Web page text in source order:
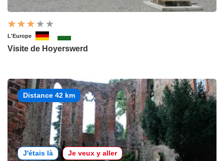
L'Europe
Visite de Hoyerswerd
Distance 42 km
J'étais là Je veux y aller